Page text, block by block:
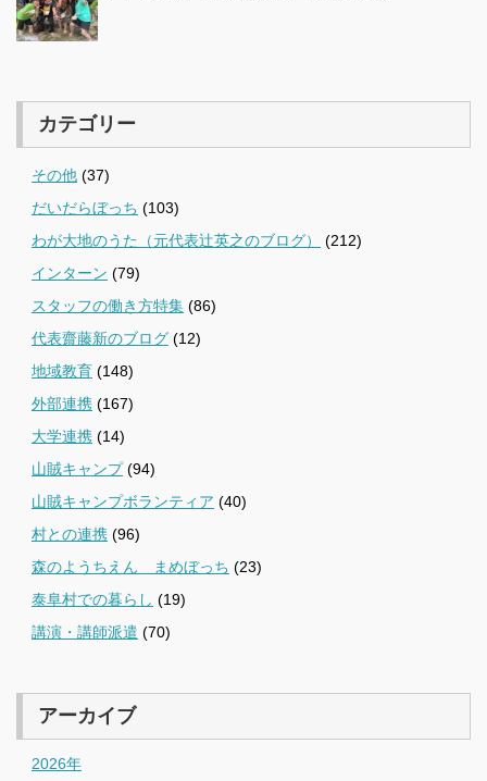
カテゴリー
その他 (37)
だいだらぼっち (103)
わが大地のうた（元代表辻英之のブログ）
(212)
インターン (79)
スタッフの働き方特集 (86)
代表齋藤新のブログ (12)
地域教育 (148)
外部連携 (167)
大学連携 (14)
山賊キャンプ(94)
山賊キャンプボランティア (40)
村との連携 (96)
森のようちえん まめぼっち (23)
泰阜村での暮らし (19)
講演・講師派遣 (70)
アーカイブ
2026年